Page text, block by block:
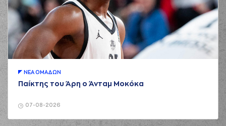
07-08-2026
ΝΕA ΟΜAΔΩΝ
Παίκτης του Άρη ο Άνταμ Μοκόκα